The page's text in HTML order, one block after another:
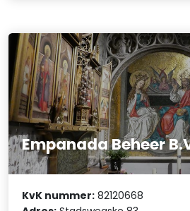
Empanada Beheer
KvK nummer: 82120668